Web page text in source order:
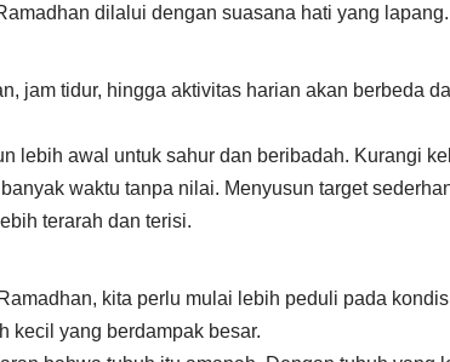
dilalui dengan suasana hati yang lapang.
jam tidur, hingga aktivitas harian akan berbeda
lebih awal untuk sahur dan beribadah. Kurangi
waktu tanpa nilai. Menyusun target
terarah dan terisi.
kita perlu mulai lebih peduli pada
kecil yang berdampak besar.